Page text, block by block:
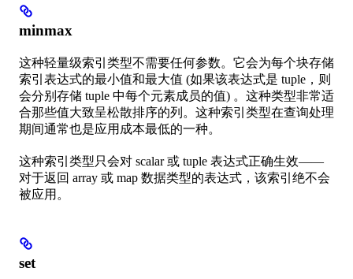
minmax
这种轻量级索引类型不需要任何参数。它会为每个块存储
索引表达式的最小值和最大值 (如果该表达式是 tuple，则
会分别存储 tuple 中每个元素成员的值) 。这种类型非常适
合那些值大致呈松散排序的列。这种索引类型在查询处理
期间通常也是应用成本最低的一种。
这种索引类型只会对 scalar 或 tuple 表达式正确生效——
对于返回 array 或 map 数据类型的表达式，该索引绝不会
被应用。
set